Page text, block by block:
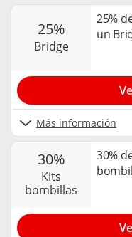
25%
bridge
25%
un
Más información
30%
kits
bombillas
30%